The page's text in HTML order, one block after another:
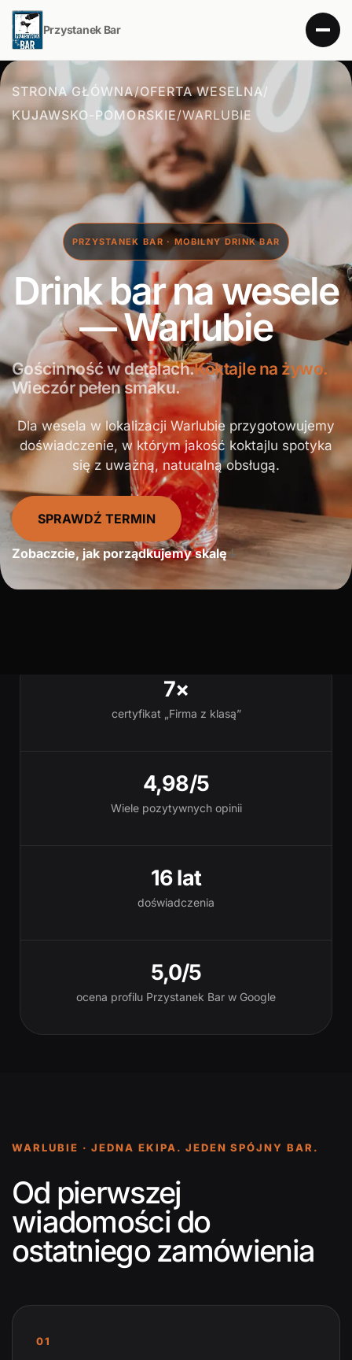
Przystanek Bar
STRONA GŁÓWNA/OFERTA WESELNA/
KUJAWSKO-POMORSKIE/WARLUBIE
PRZYSTANEK BAR · MOBILNY DRINK BAR
Drink bar na wesele
— Warlubie
Gościnność w detalach.Koktajle na żywo.
Wieczór pełen smaku.
Dla wesela w lokalizacji Warlubie przygotowujemy
doświadczenie, w którym jakość koktajlu spotyka
się z uważną, naturalną obsługą.
SPRAWDŹ TERMIN
Zobaczcie, jak porządkujemy skalę↓
7×
certyfikat „Firma z klasą”
4,98/5
Wiele pozytywnych opinii
16 lat
doświadczenia
5,0/5
ocena profilu Przystanek Bar w Google
WARLUBIE · JEDNA EKIPA. JEDEN SPÓJNY BAR.
Od pierwszej
wiadomości do
ostatniego zamówienia
01